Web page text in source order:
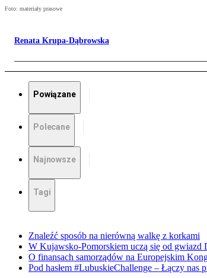
Foto: materiały prasowe
Renata Krupa-Dąbrowska
Powiązane
Polecane
Najnowsze
Tagi
Znaleźć sposób na nierówną walkę z korkami
W Kujawsko-Pomorskiem uczą się od gwiazd
O finansach samorządów na Europejskim
Pod hasłem #LubuskieChallenge – Łączy nas